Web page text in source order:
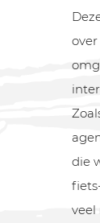
die
veel